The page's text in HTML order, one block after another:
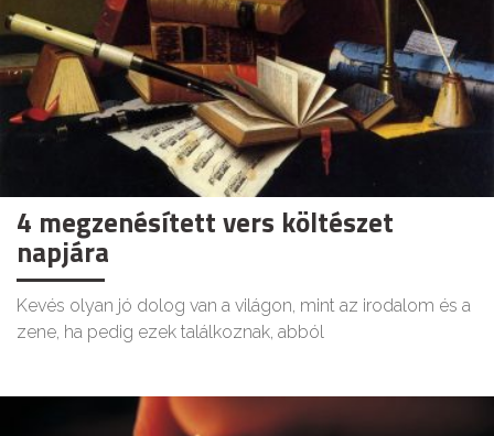
4 megzenésített vers költészet
napjára
Kevés olyan jó dolog van a világon, mint az irodalom és a
zene, ha pedig ezek találkoznak, abból